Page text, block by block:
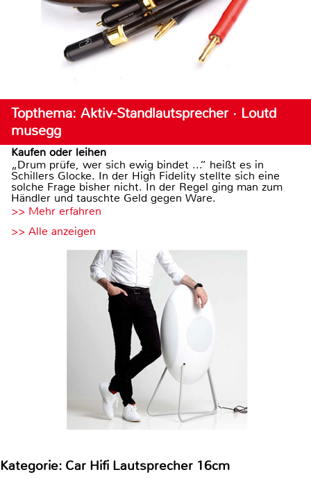
Topthema: Aktiv-Standlautsprecher · Loutd
musegg
Kaufen oder leihen
„Drum prüfe, wer sich ewig bindet ...“ heißt es in
Schillers Glocke. In der High Fidelity stellte sich eine
solche Frage bisher nicht. In der Regel ging man zum
Händler und tauschte Geld gegen Ware.
>> Mehr erfahren
>> Alle anzeigen
Kategorie: Car Hifi Lautsprecher 16cm